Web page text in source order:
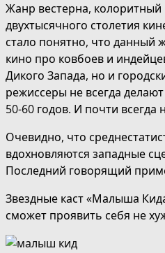
Жанр вестерна,
двухтысячного столетия
стало понятно, что данный
кино про ковбоев и
Дикого Запада, но и
режиссеры не всегда
50-60 годов. И почти всегда
Очевидно, что
вдохновляются западные
Последний говорящий
Звездные каст «Малыша
сможет проявить себя не